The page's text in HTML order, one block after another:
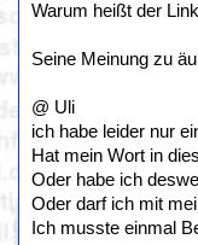
Warum heißt der
Seine Meinung zu
@ Uli
ich habe leider nur
Hat mein Wort in
Oder habe ich
Oder darf ich mit
Ich musste einmal